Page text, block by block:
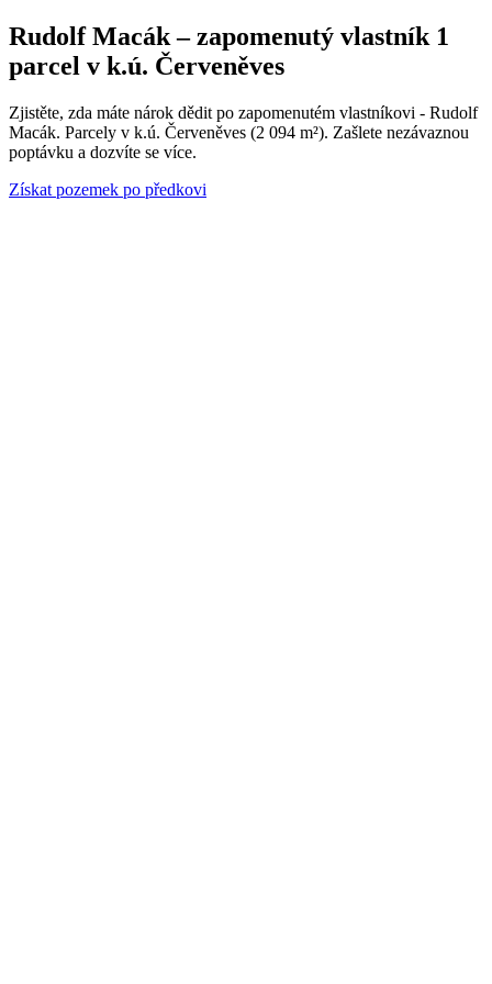
Rudolf Macák – zapomenutý vlastník 1
parcel v k.ú. Červeněves
Zjistěte, zda máte nárok dědit po zapomenutém vlastníkovi - Rudolf
Macák. Parcely v k.ú. Červeněves (2 094 m²). Zašlete nezávaznou
poptávku a dozvíte se více.
Získat pozemek po předkovi